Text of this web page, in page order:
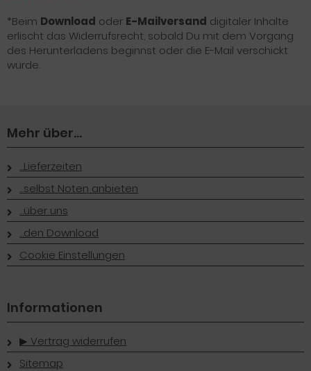
*Beim Download oder E-Mailversand digitaler Inhalte
erlischt das Widerrufsrecht, sobald Du mit dem Vorgang
des Herunterladens beginnst oder die E-Mail verschickt
wurde.
Mehr über...
...Lieferzeiten
...selbst Noten anbieten
...über uns
...den Download
Cookie Einstellungen
Informationen
▶︎ Vertrag widerrufen
Sitemap